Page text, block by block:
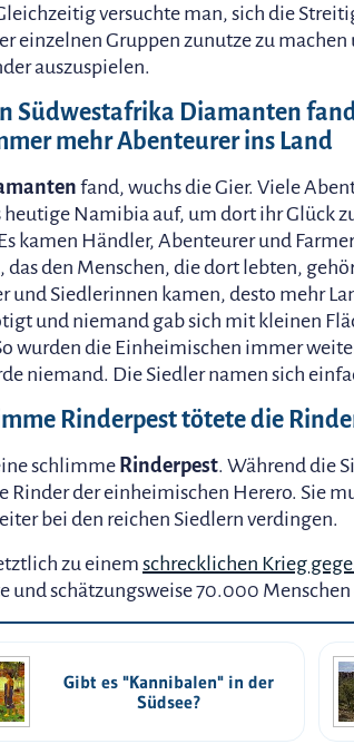
versuchte man, sich die
einzelnen Gruppen zunutze zu machen
auszuspielen.
Südwestafrika Diamanten
mehr Abenteurer ins Land
fand, wuchs die Gier. Viele
heutige Namibia auf, um dort ihr Glück
kamen Händler, Abenteurer und
das den Menschen, die dort lebten,
und Siedlerinnen kamen, desto mehr
und niemand gab sich mit kleinen
wurden die Einheimischen immer
niemand. Die Siedler namen sich
Rinderpest tötete die
schlimme Rinderpest. Während die
Rinder der einheimischen Herero. Sie
bei den reichen Siedlern verdingen.
zu einem schrecklichen Krieg
und schätzungsweise 70.000 Menschen
Gibt es "Kannibalen" in der
Südsee?